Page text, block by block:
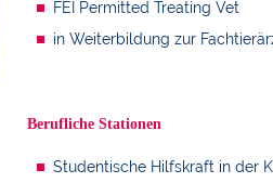
FEI Permitted Treating Vet
in Weiterbildung zur
Berufliche Stationen
Studentische Hilfskraft in der